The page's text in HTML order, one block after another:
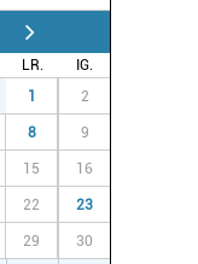
LR.
IG.
1 2
8 9
15 16
22 23
29 30